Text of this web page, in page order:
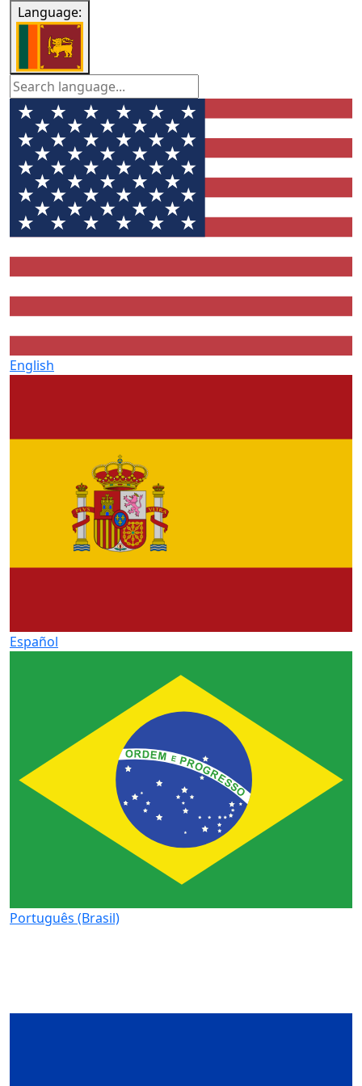
Language:
English
Español
Português (Brasil)